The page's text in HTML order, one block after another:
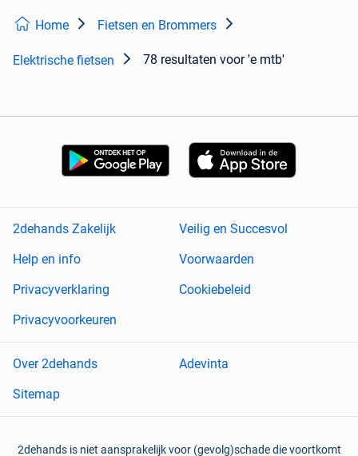
Home Fietsen en Brommers
Elektrische fietsen 78 resultaten voor 'e mtb'
2dehands Zakelijk
Veilig en Succesvol
Help en info
Voorwaarden
Privacyverklaring
Cookiebeleid
Privacyvoorkeuren
Over 2dehands
Adevinta
Sitemap
2dehands is niet aansprakelijk voor (gevolg)schade die voortkomt